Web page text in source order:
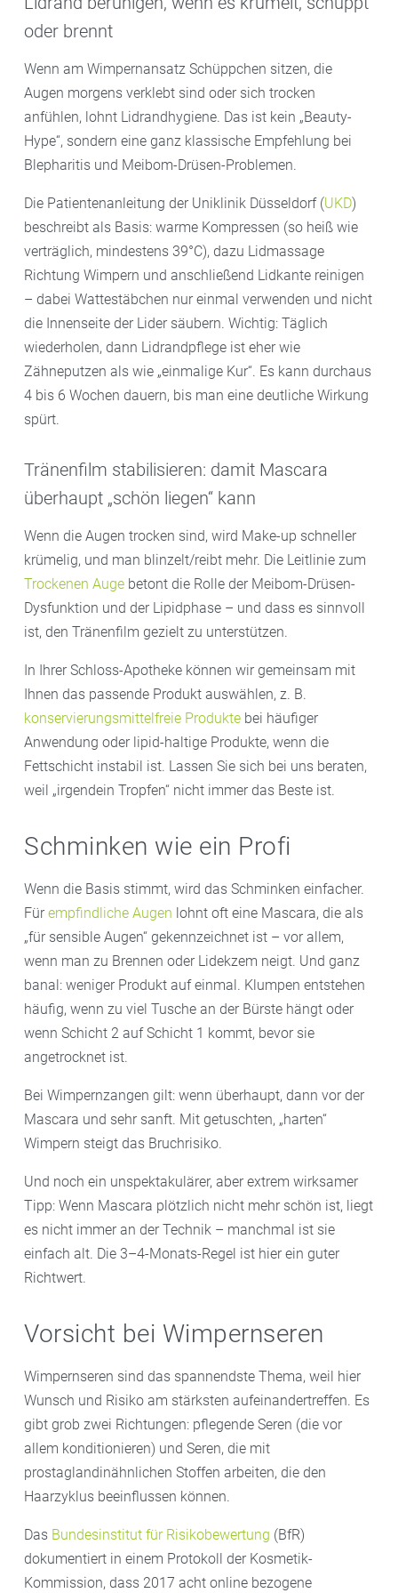
oder brennt
Wenn am Wimpernansatz Schüppchen sitzen, die
Augen morgens verklebt sind oder sich trocken
anfühlen, lohnt Lidrandhygiene. Das ist kein „Beauty-
Hype“, sondern eine ganz klassische Empfehlung bei
Blepharitis und Meibom-Drüsen-Problemen.
Die Patientenanleitung der Uniklinik Düsseldorf (UKD)
beschreibt als Basis: warme Kompressen (so heiß wie
verträglich, mindestens 39°C), dazu Lidmassage
Richtung Wimpern und anschließend Lidkante reinigen
– dabei Wattestäbchen nur einmal verwenden und nicht
die Innenseite der Lider säubern. Wichtig: Täglich
wiederholen, dann Lidrandpflege ist eher wie
Zähneputzen als wie „einmalige Kur“. Es kann durchaus
4 bis 6 Wochen dauern, bis man eine deutliche Wirkung
spürt.
Tränenfilm stabilisieren: damit Mascara
überhaupt „schön liegen“ kann
Wenn die Augen trocken sind, wird Make-up schneller
krümelig, und man blinzelt/reibt mehr. Die Leitlinie zum
Trockenen Auge betont die Rolle der Meibom-Drüsen-
Dysfunktion und der Lipidphase – und dass es sinnvoll
ist, den Tränenfilm gezielt zu unterstützen.
In Ihrer Schloss-Apotheke können wir gemeinsam mit
Ihnen das passende Produkt auswählen, z. B.
konservierungsmittelfreie Produkte bei häufiger
Anwendung oder lipid-haltige Produkte, wenn die
Fettschicht instabil ist. Lassen Sie sich bei uns beraten,
weil „irgendein Tropfen“ nicht immer das Beste ist.
Schminken wie ein Profi
Wenn die Basis stimmt, wird das Schminken einfacher.
Für empfindliche Augen lohnt oft eine Mascara, die als
„für sensible Augen“ gekennzeichnet ist – vor allem,
wenn man zu Brennen oder Lidekzem neigt. Und ganz
banal: weniger Produkt auf einmal. Klumpen entstehen
häufig, wenn zu viel Tusche an der Bürste hängt oder
wenn Schicht 2 auf Schicht 1 kommt, bevor sie
angetrocknet ist.
Bei Wimpernzangen gilt: wenn überhaupt, dann vor der
Mascara und sehr sanft. Mit getuschten, „harten“
Wimpern steigt das Bruchrisiko.
Und noch ein unspektakulärer, aber extrem wirksamer
Tipp: Wenn Mascara plötzlich nicht mehr schön ist, liegt
es nicht immer an der Technik – manchmal ist sie
einfach alt. Die 3–4-Monats-Regel ist hier ein guter
Richtwert.
Vorsicht bei Wimpernseren
Wimpernseren sind das spannendste Thema, weil hier
Wunsch und Risiko am stärksten aufeinandertreffen. Es
gibt grob zwei Richtungen: pflegende Seren (die vor
allem konditionieren) und Seren, die mit
prostaglandinähnlichen Stoffen arbeiten, die den
Haarzyklus beeinflussen können.
Das Bundesinstitut für Risikobewertung (BfR)
dokumentiert in einem Protokoll der Kosmetik-
Kommission, dass 2017 acht online bezogene